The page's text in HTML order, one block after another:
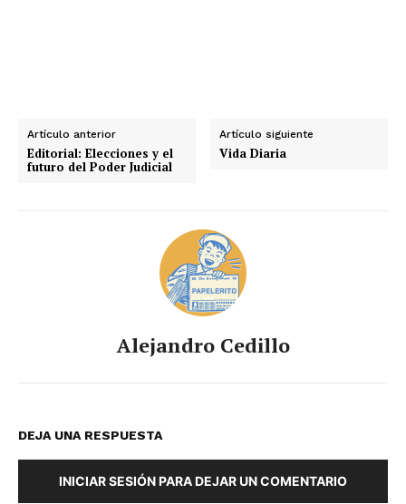
Artículo anterior
Editorial: Elecciones y el
futuro del Poder Judicial
Artículo siguiente
Vida Diaria
Alejandro Cedillo
DEJA UNA RESPUESTA
INICIAR SESIÓN PARA DEJAR UN COMENTARIO